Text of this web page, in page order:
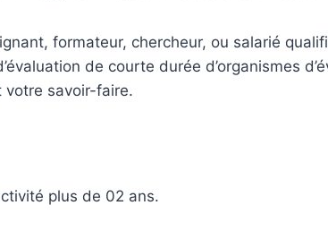
formateur, chercheur, ou salarié
de courte durée d’organismes
votre savoir-faire.
plus de 02 ans.